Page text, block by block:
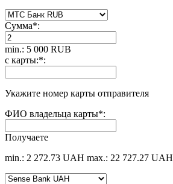
Сумма*:
min.: 5 000 RUB
с карты:*:
Укажите номер карты отправителя
ФИО владельца карты*:
Получаете
min.: 2 272.73 UAH max.: 22 727.27 UAH